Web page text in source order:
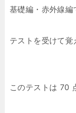
基礎編・赤外線編
テストを受けて覚
このテストは 70